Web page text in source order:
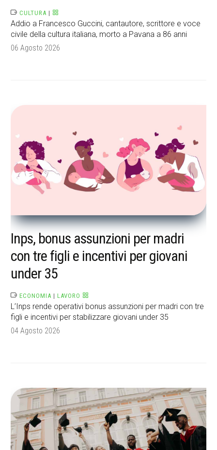
CULTURA |
Addio a Francesco Guccini, cantautore, scrittore e voce
civile della cultura italiana, morto a Pavana a 86 anni
06 Agosto 2026
Inps, bonus assunzioni per madri
con tre figli e incentivi per giovani
under 35
ECONOMIA |LAVORO
L’Inps rende operativi bonus assunzioni per madri con tre
figli e incentivi per stabilizzare giovani under 35
04 Agosto 2026